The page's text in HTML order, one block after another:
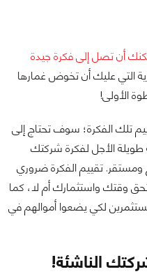
أن تصل إلى فكرة جيدة
التي عليك أن تخوض غمارها
الأولى!
تلك الفكرة؛ سوف تحتاج إلى
طويلة الأجل لفكرة شركتك
ومستقر. تقييم الفكرة ضروري
وقتك واستثمارك أم لا، كما
لكي يضعوا أموالهم في